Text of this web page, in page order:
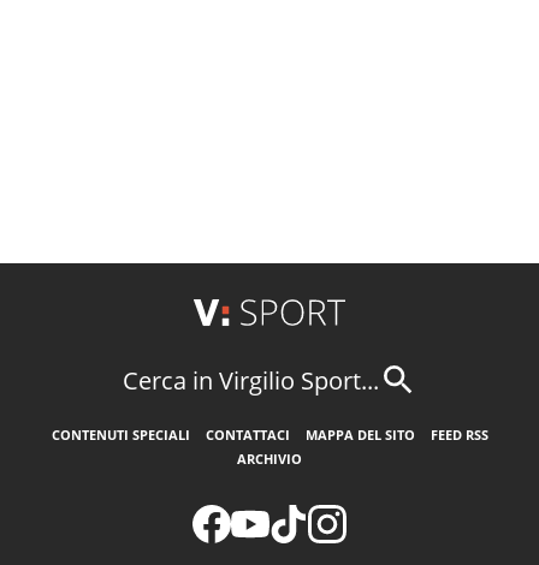
Cerca in Virgilio Sport...
CONTENUTI SPECIALI CONTATTACI MAPPA DEL SITO
FEED RSS
ARCHIVIO